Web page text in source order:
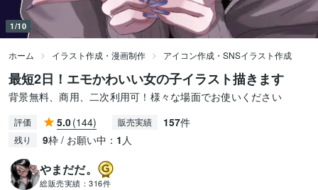
1/10
ホーム イラスト作成・漫画制作 アイコン作成・SNSイラスト作成
最短2日！エモかわいい女の子イラスト描きます
背景無料、商用、二次利用可！様々な場面でお使いください
評価 5.0(144) 販売実績 157件
残り 9枠 / お願い中： 1 人
やまだだ。
総販売実績： 316件